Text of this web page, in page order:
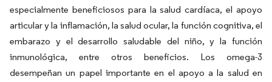
especialmente beneficiosos para la salud cardíaca, el apoyo
articular y la inflamación, la salud ocular, la función cognitiva, el
embarazo y el desarrollo saludable del niño, y la función
inmunológica, entre otros beneficios. Los omega-3
desempeñan un papel importante en el apoyo a la salud en